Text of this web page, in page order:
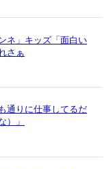
ネ」キッズ「面白い
さぁ
通りに仕事してるだ
）」